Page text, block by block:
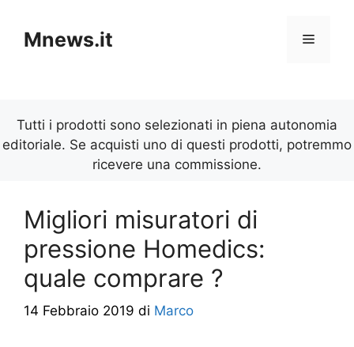
contenuto
Mnews.it Menu
Tutti i prodotti sono selezionati in piena autonomia
editoriale. Se acquisti uno di questi prodotti, potremmo
ricevere una commissione.
Migliori misuratori di
pressione Homedics:
quale comprare ?
14 Febbraio 2019 di Marco